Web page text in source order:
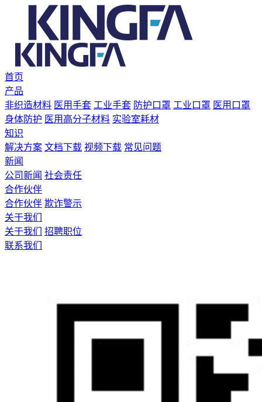
首页
产品
非织造材料 医用手套 工业手套 防护口罩 工业口罩 医用口罩
身体防护 医用高分子材料 实验室耗材
知识
解决方案 文档下载 视频下载 常见问题
新闻
公司新闻 社会责任
合作伙伴
合作伙伴 欺诈警示
关于我们
关于我们
招聘职位
联系我们